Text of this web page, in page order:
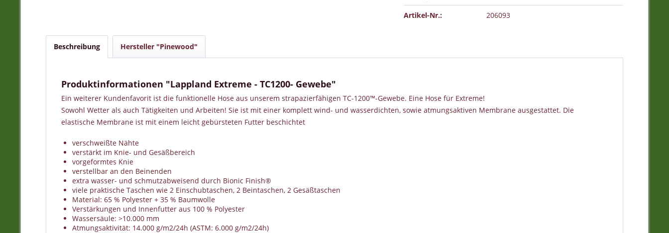
Artikel-Nr.: 206093
Beschreibung Hersteller "Pinewood"
Produktinformationen "Lappland Extreme - TC1200- Gewebe"
Ein weiterer Kundenfavorit ist die funktionelle Hose aus unserem strapazierfähigen TC-1200™-Gewebe. Eine Hose für Extreme!
Sowohl Wetter als auch Tätigkeiten und Arbeiten! Sie ist mit einer komplett wind- und wasserdichten, sowie atmungsaktiven Membrane ausgestattet. Die
elastische Membrane ist mit einem leicht gebürsteten Futter beschichtet
verschweißte Nähte
verstärkt im Knie- und Gesäßbereich
vorgeformtes Knie
verstellbar an den Beinenden
extra wasser- und schmutzabweisend durch Bionic Finish®
viele praktische Taschen wie 2 Einschubtaschen, 2 Beintaschen, 2 Gesäßtaschen
Material: 65 % Polyester + 35 % Baumwolle
Verstärkungen und Innenfutter aus 100 % Polyester
Wassersäule: >10.000 mm
Atmungsaktivität: 14.000 g/m2/24h (ASTM: 6.000 g/m2/24h)